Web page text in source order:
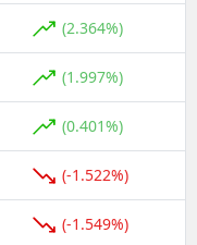
(2.364%)
(1.997%)
(0.401%)
(-1.522%)
(-1.549%)